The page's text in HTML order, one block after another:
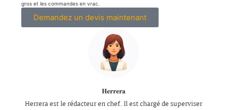
gros et les commandes en vrac.
Demandez un devis maintenant
Herrera
Herrera est le rédacteur en chef. Il est chargé de superviser